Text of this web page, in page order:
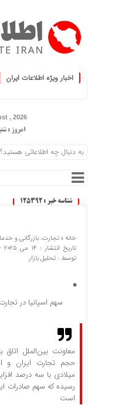
اخبار ویژه اطلاعات ایران
, 2026
امروز : شنبه, ۱۷ مرداد
شناسه خبر : 125392
خانه »تجارت، بازرگانی و
تاریخ انتشار : 14 می 2025 - 16:53 |
توسط : تحلیل بازار
سهم اسپانیا در
معاونت بین‌الملل اتاق
حجم تجارت ایران و
است